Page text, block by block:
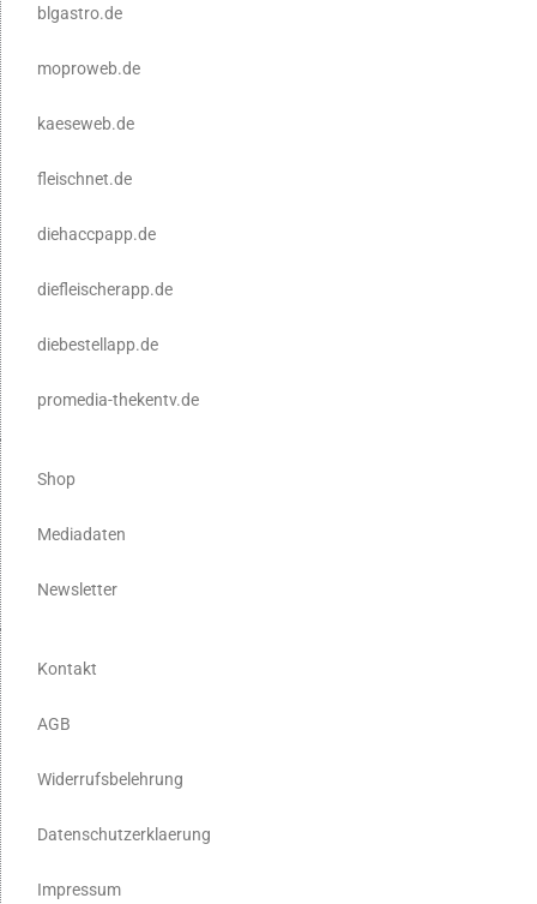
blgastro.de
moproweb.de
kaeseweb.de
fleischnet.de
diehaccpapp.de
diefleischerapp.de
diebestellapp.de
promedia-thekentv.de
Shop
Mediadaten
Newsletter
Kontakt
AGB
Widerrufsbelehrung
Datenschutzerklaerung
Impressum